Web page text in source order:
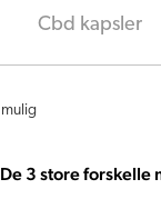
Cbd kapsler
mulig
De 3 store forskelle